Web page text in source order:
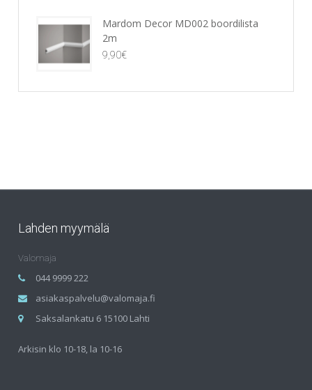
Mardom Decor MD002 boordilista
2m
9,90€
Lahden myymälä
Valomaja
044 9999 222
asiakaspalvelu@valomaja.fi
Saksalankatu 6 15100 Lahti
Arkisin klo 10-18, la 10-16